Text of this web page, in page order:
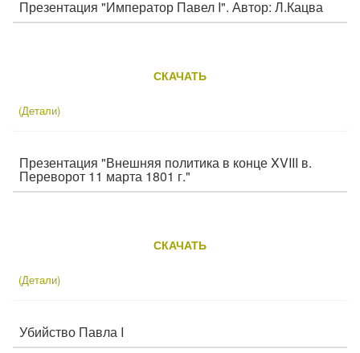
Презентация "Император Павел I". Автор: Л.Кацва
СКАЧАТЬ
(Детали)
Презентация "Внешняя политика в конце XVIII в.
Переворот 11 марта 1801 г."
СКАЧАТЬ
(Детали)
Убийство Павла I